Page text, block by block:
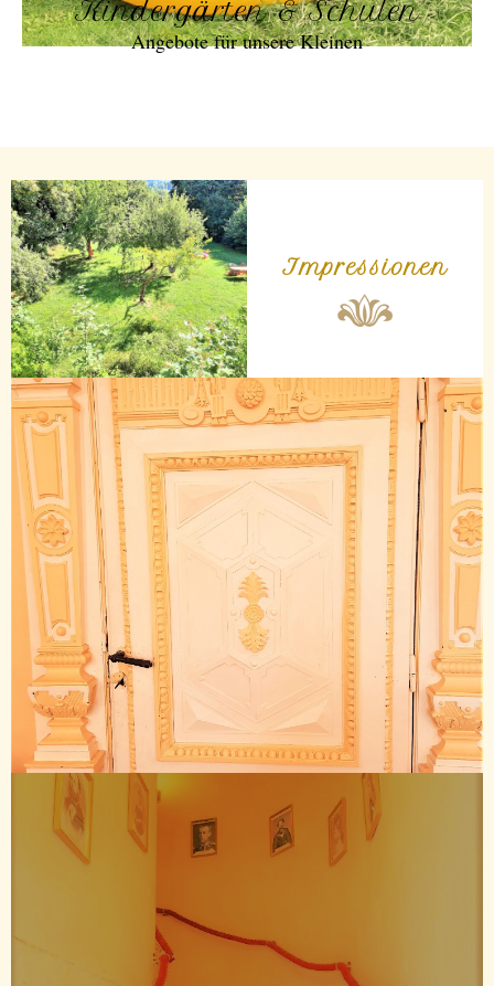
Kindergärten & Schulen
Angebote für unsere Kleinen
Impressionen